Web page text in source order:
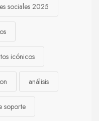
sociales 2025
icónicos
análisis
soporte